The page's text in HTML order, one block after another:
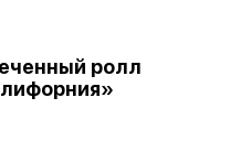
ролл